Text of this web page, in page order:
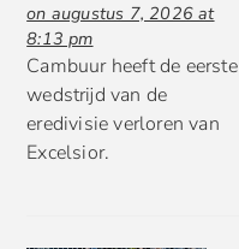
on augustus 7, 2026 at
8:13 pm
Cambuur heeft de eerste
wedstrijd van de
eredivisie verloren van
Excelsior.